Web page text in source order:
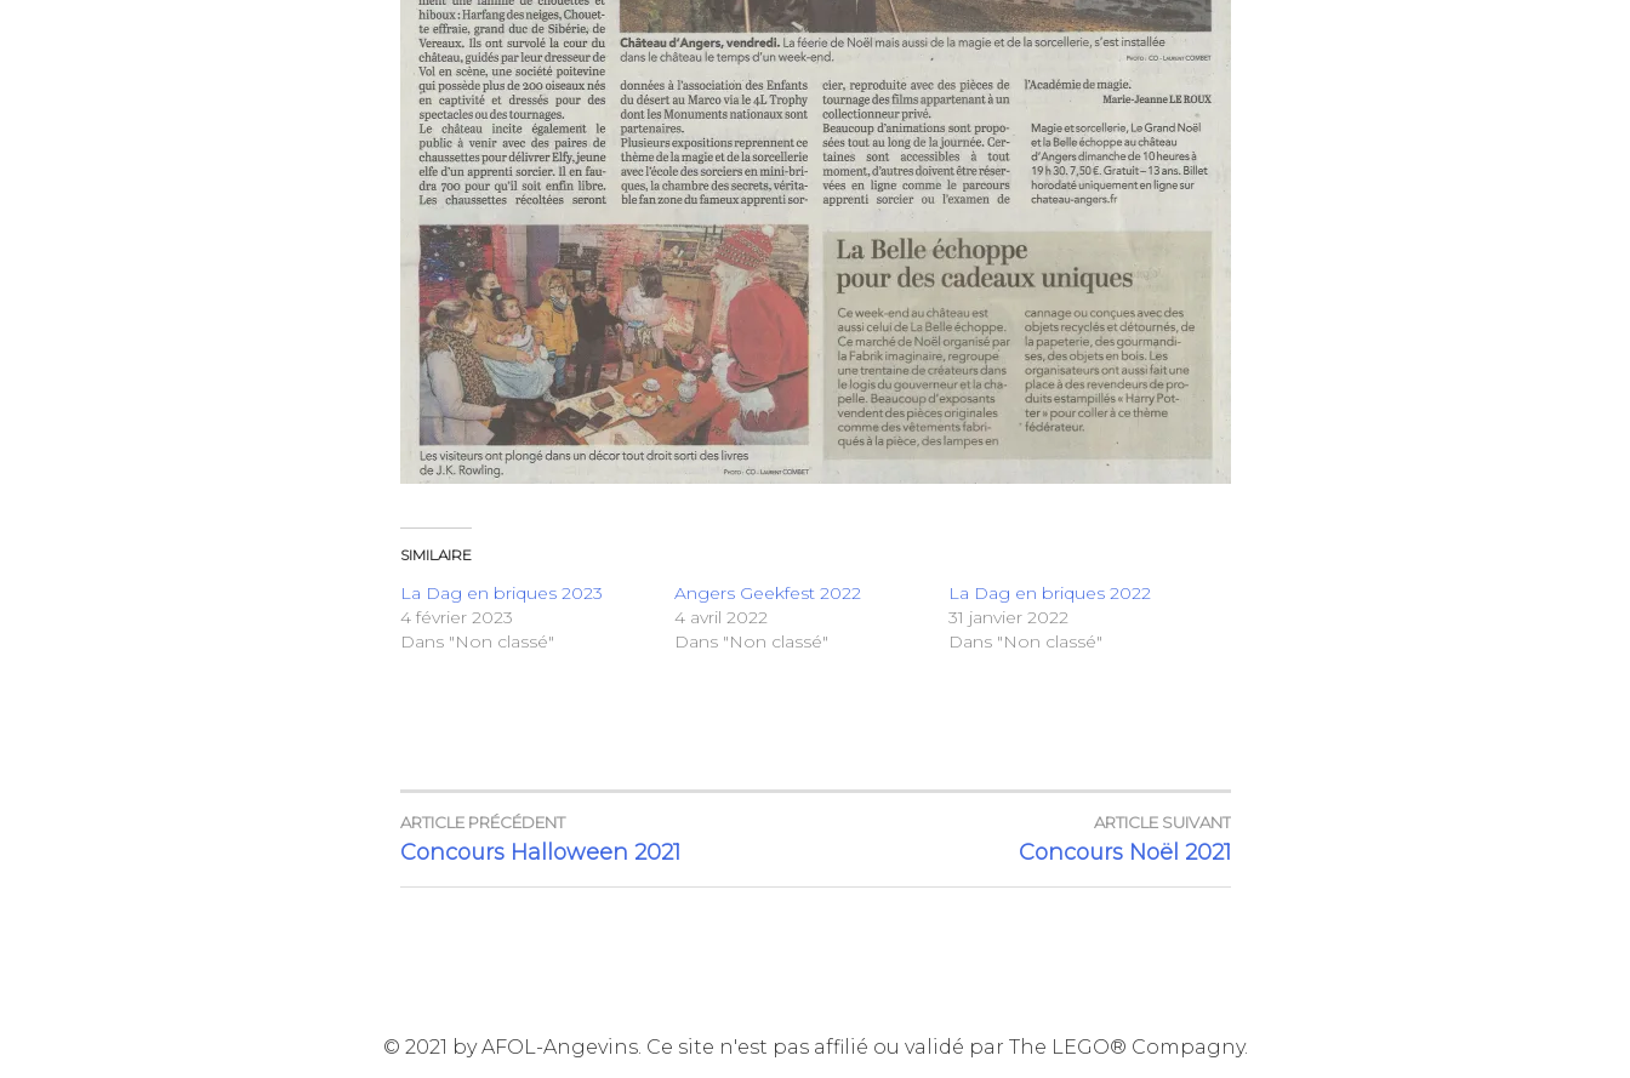
SIMILAIRE
La Dag en briques 2023
4 février 2023
Dans "Non classé"
Angers Geekfest 2022
4 avril 2022
Dans "Non classé"
La Dag en briques 2022
31 janvier 2022
Dans "Non classé"
NAVIGATION
DE
ARTICLE PRÉCÉDENT
Concours Halloween 2021
ARTICLE SUIVANT
Concours Noël 2021
© 2021 by AFOL-Angevins. Ce site n'est pas affilié ou validé par The LEGO® Compagny.